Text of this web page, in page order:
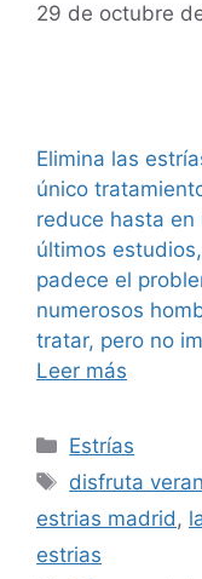
29 de octubre
Elimina las
único
reduce hasta en
últimos
padece el
numerosos
tratar, pero no
Leer más
Estrías
disfruta
estrias madrid,
estrias